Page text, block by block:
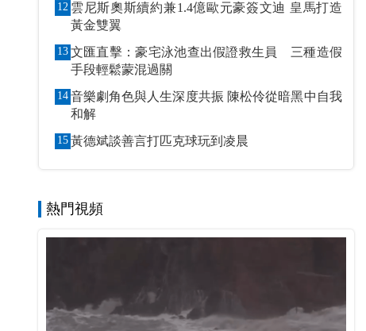
12 雲尼斯奧斯續約兼1.4億歐元豪簽文迪 皇馬打造
黃金雙翼
13 文匯直擊：豪宅泳池查出假證救生員 三種造假
手段輕鬆蒙混過關
14 音樂劇角色與人生深度共振 陳松伶從暗黑中自我
和解
15 黃德斌談善言打匹克球玩到凌晨
熱門視頻